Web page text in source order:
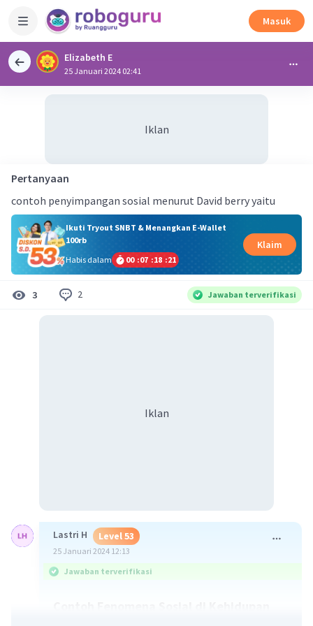
Masuk
Elizabeth E
25 Januari 2024 02:41
Iklan
Pertanyaan
contoh penyimpangan sosial menurut David berry yaitu
Ikuti Tryout SNBT & Menangkan E-Wallet
100rb
Habis dalam
00 :07 :18 :21
Klaim
3 2 Jawaban terverifikasi
Iklan
Lastri H Level 53
25 Januari 2024 12:13
Jawaban terverifikasi